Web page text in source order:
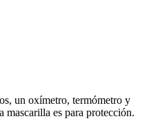
un oxímetro, termómetro y
mascarilla es para protección.